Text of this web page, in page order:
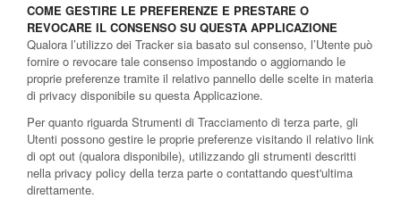
COME GESTIRE LE PREFERENZE E PRESTARE O
REVOCARE IL CONSENSO SU QUESTA APPLICAZIONE
Qualora l’utilizzo dei Tracker sia basato sul consenso, l’Utente può
fornire o revocare tale consenso impostando o aggiornando le
proprie preferenze tramite il relativo pannello delle scelte in materia
di privacy disponibile su questa Applicazione.
Per quanto riguarda Strumenti di Tracciamento di terza parte, gli
Utenti possono gestire le proprie preferenze visitando il relativo link
di opt out (qualora disponibile), utilizzando gli strumenti descritti
nella privacy policy della terza parte o contattando quest'ultima
direttamente.